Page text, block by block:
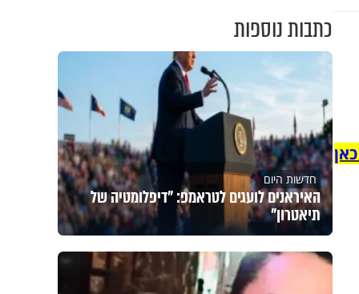
כתבות נוספות
חדשות היום
האיראנים לועגים לטראמפ: "דיפלומטיה של
תיאטרון"